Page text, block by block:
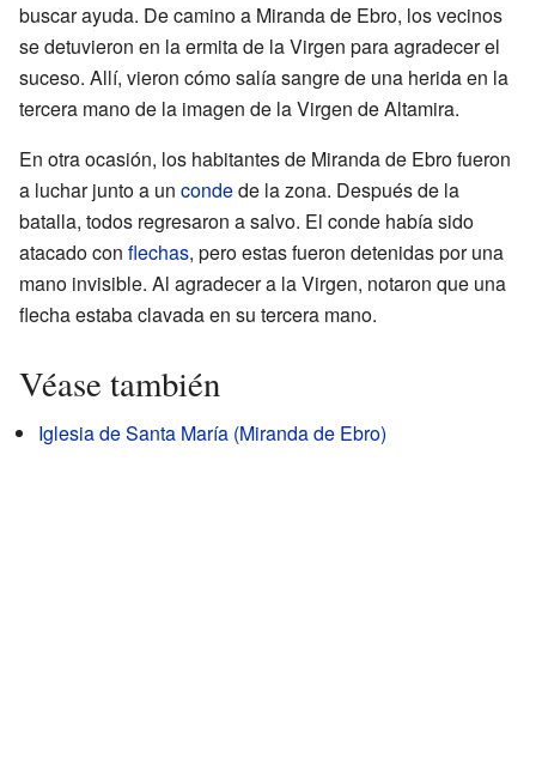
buscar ayuda. De camino a Miranda de Ebro, los vecinos
se detuvieron en la ermita de la Virgen para agradecer el
suceso. Allí, vieron cómo salía sangre de una herida en la
tercera mano de la imagen de la Virgen de Altamira.
En otra ocasión, los habitantes de Miranda de Ebro fueron
a luchar junto a un condede la zona. Después de la
batalla, todos regresaron a salvo. El conde había sido
atacado con flechas, pero estas fueron detenidas por una
mano invisible. Al agradecer a la Virgen, notaron que una
flecha estaba clavada en su tercera mano.
Véase también
Iglesia de Santa María (Miranda de Ebro)